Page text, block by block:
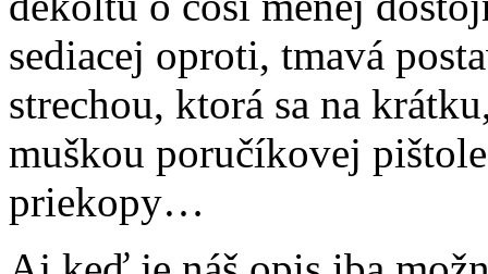
sediacej oproti, tmavá
strechou, ktorá sa na
muškou poručíkovej
priekopy…